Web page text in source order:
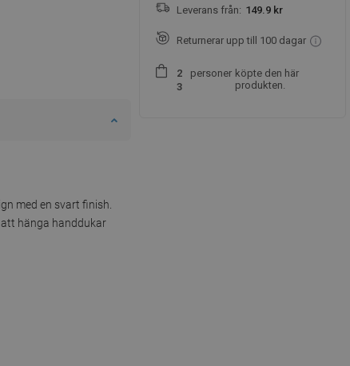
med en svart finish.
att hänga handdukar
Leverans från: 149.9 kr
Returnerar upp till 100 dagar
2
3
personer köpte den här
produkten.